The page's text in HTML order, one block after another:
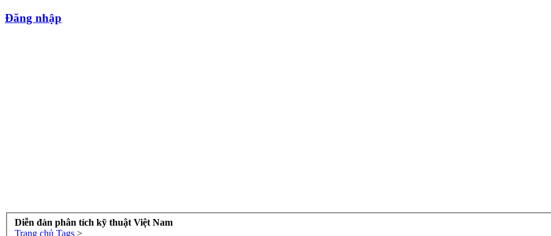
Đăng nhập
Diễn đàn phân tích kỹ thuật Việt Nam
Trang chủ Tags >